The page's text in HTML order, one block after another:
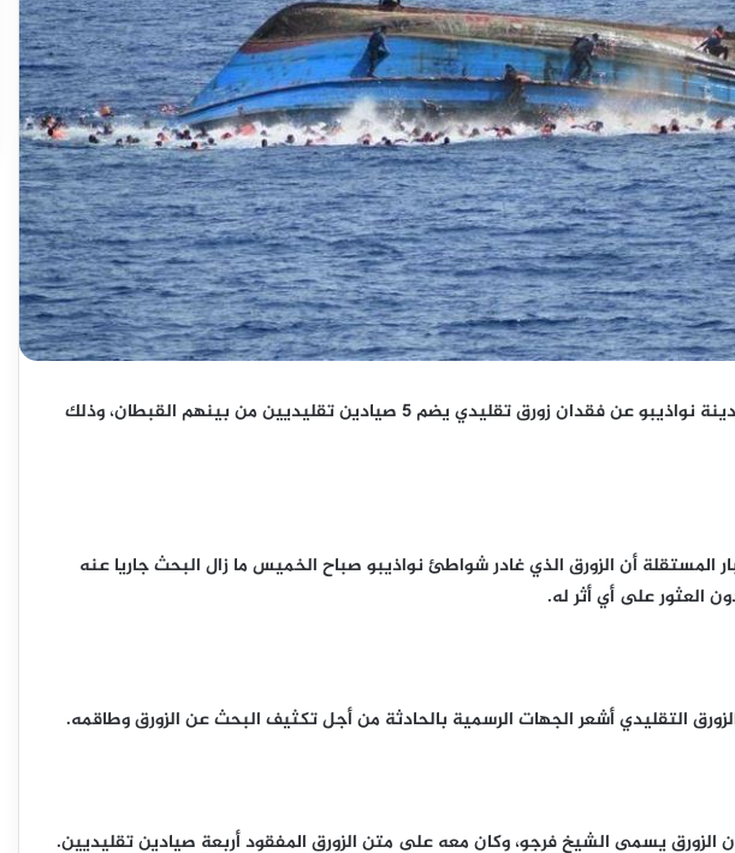
أعلن اليوم السبت في مدينة نواذيبو عن فقدان زورق تقليدي يضم 5 صيادين تقليديين من بينهم القبطان، وذلك
المستقلة أن الزورق الذي غادر شواطئ نواذيبو صباح الخميس ما زال البحث جاريا عنه
العثور على أي أثر له.
التقليدي أشعر الجهات الرسمية بالحادثة من أجل تكثيف البحث عن الزورق وطاقمه.
يسمى الشيخ فرجو، وكان معه على متن الزورق المفقود أربعة صيادين تقليديين.